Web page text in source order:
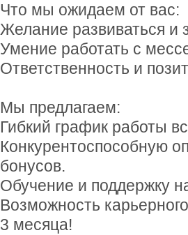
Что мы ожидаем от вас:
Желание развиваться и
Умение работать с
Ответственность и
Мы предлагаем:
Гибкий график работы
Конкурентоспособную
бонусов.
Обучение и поддержку
Возможность
3 месяца!